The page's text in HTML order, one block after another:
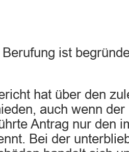
ist
hat über den
auch wenn
Antrag nur den
Bei der